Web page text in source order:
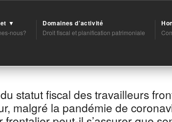
▼
nous?
Domaines d’activité
Droit fiscal et planification patrimoniale
statut fiscal des travailleurs
malgré la pandémie de